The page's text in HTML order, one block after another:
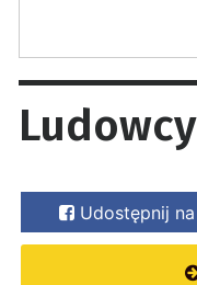
Udostępnij